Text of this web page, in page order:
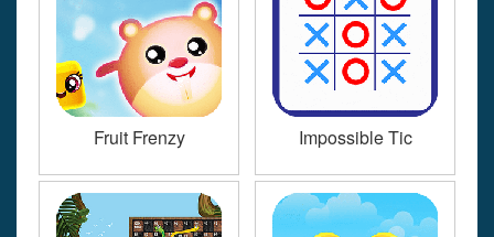
Fruit Frenzy Impossible Tic